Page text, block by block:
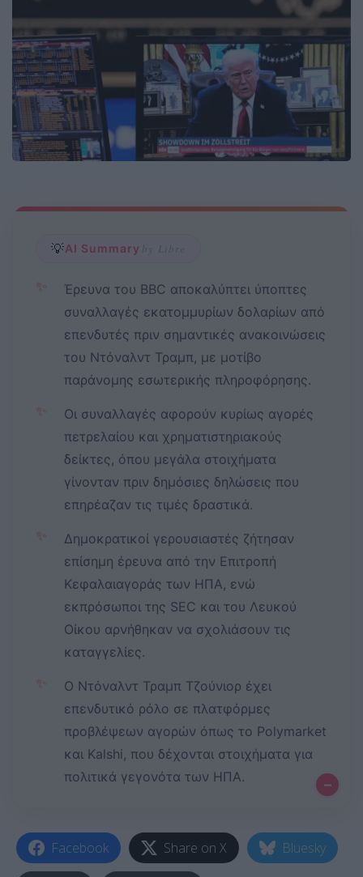
💡AI Summary by Libre
✨
Έρευνα του BBC αποκαλύπτει ύποπτες
συναλλαγές εκατομμυρίων δολαρίων από
επενδυτές πριν σημαντικές ανακοινώσεις
του Ντόναλντ Τραμπ, με μοτίβο
παράνομης εσωτερικής πληροφόρησης.
✨
Οι συναλλαγές αφορούν κυρίως αγορές
πετρελαίου και χρηματιστηριακούς
δείκτες, όπου μεγάλα στοιχήματα
γίνονταν πριν δημόσιες δηλώσεις που
επηρέαζαν τις τιμές δραστικά.
✨
Δημοκρατικοί γερουσιαστές ζήτησαν
επίσημη έρευνα από την Επιτροπή
Κεφαλαιαγοράς των ΗΠΑ, ενώ
εκπρόσωποι της SEC και του Λευκού
Οίκου αρνήθηκαν να σχολιάσουν τις
καταγγελίες.
✨
Ο Ντόναλντ Τραμπ Τζούνιορ έχει
επενδυτικό ρόλο σε πλατφόρμες
προβλέψεων αγορών όπως το Polymarket
και Kalshi, που δέχονται στοιχήματα για
πολιτικά γεγονότα των ΗΠΑ.
–
Facebook Share on X Bluesky